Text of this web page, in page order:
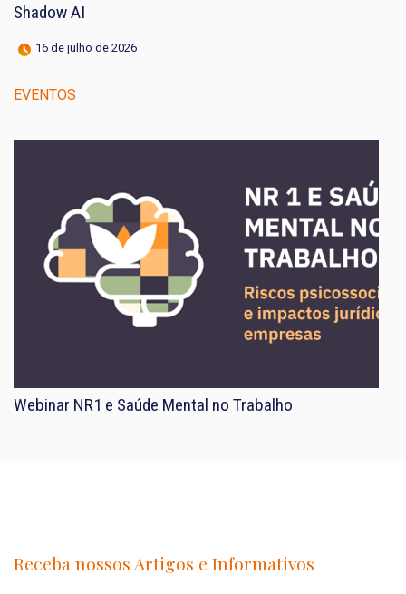
Shadow AI
16 de julho de 2026
EVENTOS
Webinar NR1 e Saúde Mental no Trabalho
Receba nossos Artigos e Informativos